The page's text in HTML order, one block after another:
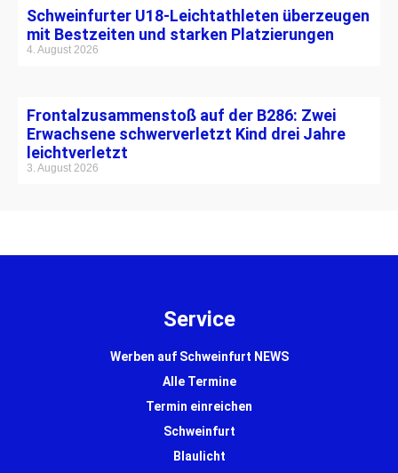
Schweinfurter U18-Leichtathleten überzeugen
mit Bestzeiten und starken Platzierungen
4. August 2026
Frontalzusammenstoß auf der B286: Zwei
Erwachsene schwerverletzt Kind drei Jahre
leichtverletzt
3. August 2026
Service
Werben auf Schweinfurt NEWS
Alle Termine
Termin einreichen
Schweinfurt
Blaulicht